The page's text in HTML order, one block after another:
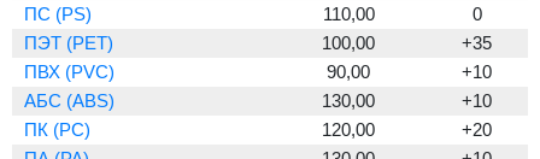
ПС (PS)
110,00
0
ПЭТ (PET)
100,00
+35
ПВХ (PVC)
90,00
+10
АБС (ABS)
130,00
+10
ПК (PC)
120,00
+20